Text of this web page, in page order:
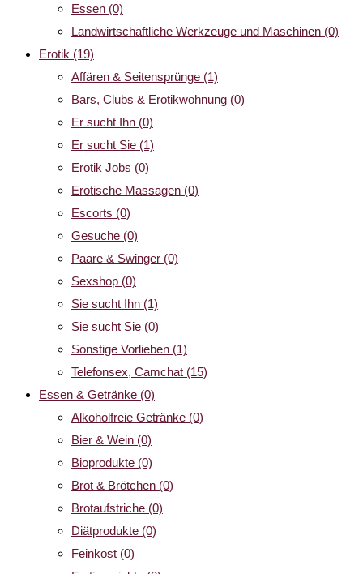
Essen (0)
Landwirtschaftliche Werkzeuge und Maschinen (0)
Erotik (19)
Affären & Seitensprünge (1)
Bars, Clubs & Erotikwohnung (0)
Er sucht Ihn (0)
Er sucht Sie (1)
Erotik Jobs (0)
Erotische Massagen (0)
Escorts (0)
Gesuche (0)
Paare & Swinger (0)
Sexshop (0)
Sie sucht Ihn (1)
Sie sucht Sie (0)
Sonstige Vorlieben (1)
Telefonsex, Camchat (15)
Essen & Getränke (0)
Alkoholfreie Getränke (0)
Bier & Wein (0)
Bioprodukte (0)
Brot & Brötchen (0)
Brotaufstriche (0)
Diätprodukte (0)
Feinkost (0)